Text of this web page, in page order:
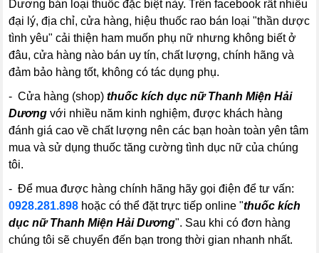
Dương bán loại thuốc đặc biệt này. Trên facebook rất nhiều
đại lý, địa chỉ, cửa hàng, hiệu thuốc rao bán loại "thần dược
tình yêu" cải thiện ham muốn phụ nữ nhưng không biết ở
đâu, cửa hàng nào bán uy tín, chất lượng, chính hãng và
đảm bảo hàng tốt, không có tác dụng phụ.
- Cửa hàng (shop)thuốc kích dục nữ Thanh Miện Hải
Dương với nhiều năm kinh nghiệm, được khách hàng
đánh giá cao về chất lượng nên các bạn hoàn toàn yên tâm
mua và sử dụng thuốc tăng cường tình dục nữ của chúng
tôi.
- Để mua được hàng chính hãng hãy gọi điện để tư vấn:
0928.281.898 hoặc có thể đặt trực tiếp online "thuốc kích
dục nữ Thanh Miện Hải Dương". Sau khi có đơn hàng
chúng tôi sẽ chuyển đến bạn trong thời gian nhanh nhất.